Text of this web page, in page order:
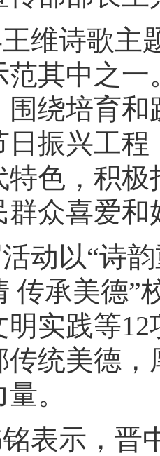
维诗歌主
范其中之
围绕培育
日振兴工
特色，积极
群众喜爱和
动以“诗
传承美德”
明实践等
传统美德
。
表示，晋